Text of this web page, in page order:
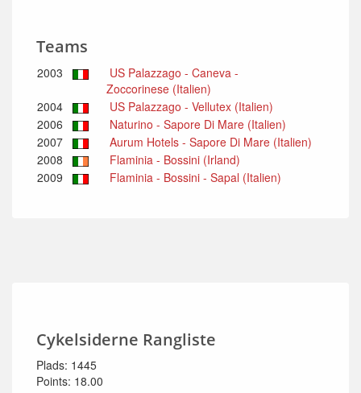
Teams
2003
US Palazzago - Caneva -
Zoccorinese (Italien)
2004
US Palazzago - Vellutex (Italien)
2006
Naturino - Sapore Di Mare (Italien)
2007
Aurum Hotels - Sapore Di Mare (Italien)
2008
Flaminia - Bossini (Irland)
2009
Flaminia - Bossini - Sapal (Italien)
Cykelsiderne Rangliste
Plads: 1445
Points: 18.00